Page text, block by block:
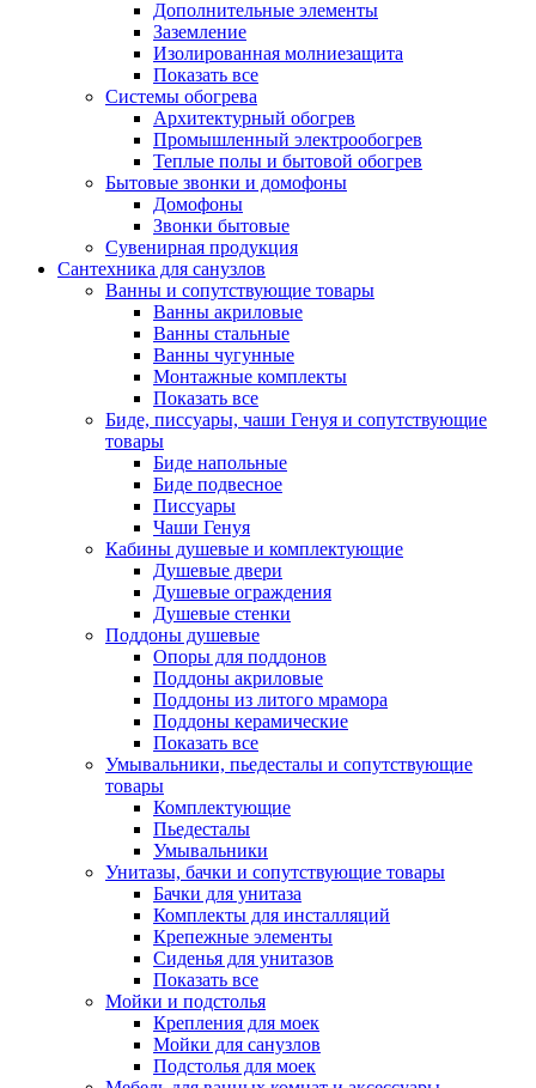
Дополнительные элементы
Заземление
Изолированная молниезащита
Показать все
Системы обогрева
Архитектурный обогрев
Промышленный электрообогрев
Теплые полы и бытовой обогрев
Бытовые звонки и домофоны
Домофоны
Звонки бытовые
Сувенирная продукция
Сантехника для санузлов
Ванны и сопутствующие товары
Ванны акриловые
Ванны стальные
Ванны чугунные
Монтажные комплекты
Показать все
Биде, писсуары, чаши Генуя и сопутствующие
товары
Биде напольные
Биде подвесное
Писсуары
Чаши Генуя
Кабины душевые и комплектующие
Душевые двери
Душевые ограждения
Душевые стенки
Поддоны душевые
Опоры для поддонов
Поддоны акриловые
Поддоны из литого мрамора
Поддоны керамические
Показать все
Умывальники, пьедесталы и сопутствующие
товары
Комплектующие
Пьедесталы
Умывальники
Унитазы, бачки и сопутствующие товары
Бачки для унитаза
Комплекты для инсталляций
Крепежные элементы
Сиденья для унитазов
Показать все
Мойки и подстолья
Крепления для моек
Мойки для санузлов
Подстолья для моек